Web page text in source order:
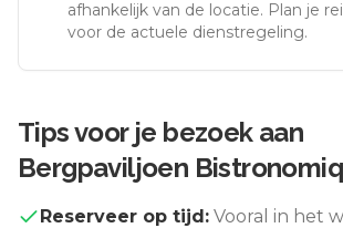
afhankelijk van de locatie. Plan je
voor de actuele dienstregeling.
Tips voor je bezoek aan
Bergpaviljoen
Reserveer op tijd: Vooral in het